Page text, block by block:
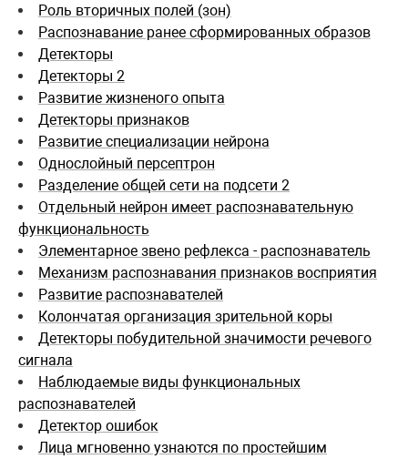
Роль вторичных полей (зон)
Распознавание ранее сформированных образов
Детекторы
Детекторы 2
Развитие жизненого опыта
Детекторы признаков
Развитие специализации нейрона
Однослойный персептрон
Разделение общей сети на подсети 2
Отдельный нейрон имеет распознавательную
функциональность
Элементарное звено рефлекса - распознаватель
Механизм распознавания признаков восприятия
Развитие распознавателей
Колончатая организация зрительной коры
Детекторы побудительной значимости речевого
сигнала
Наблюдаемые виды функциональных
распознавателей
Детектор ошибок
Лица мгновенно узнаются по простейшим